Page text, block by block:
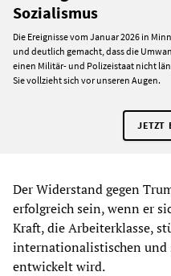
Sozialismus
Die Ereignisse vom Januar 2026 in
und deutlich gemacht, dass die
einen Militär- und Polizeistaat nicht
Sie vollzieht sich vor unseren Augen.
JETZT
Der Widerstand gegen
erfolgreich sein, wenn er
Kraft, die Arbeiterklasse,
internationalistischen und
entwickelt wird.